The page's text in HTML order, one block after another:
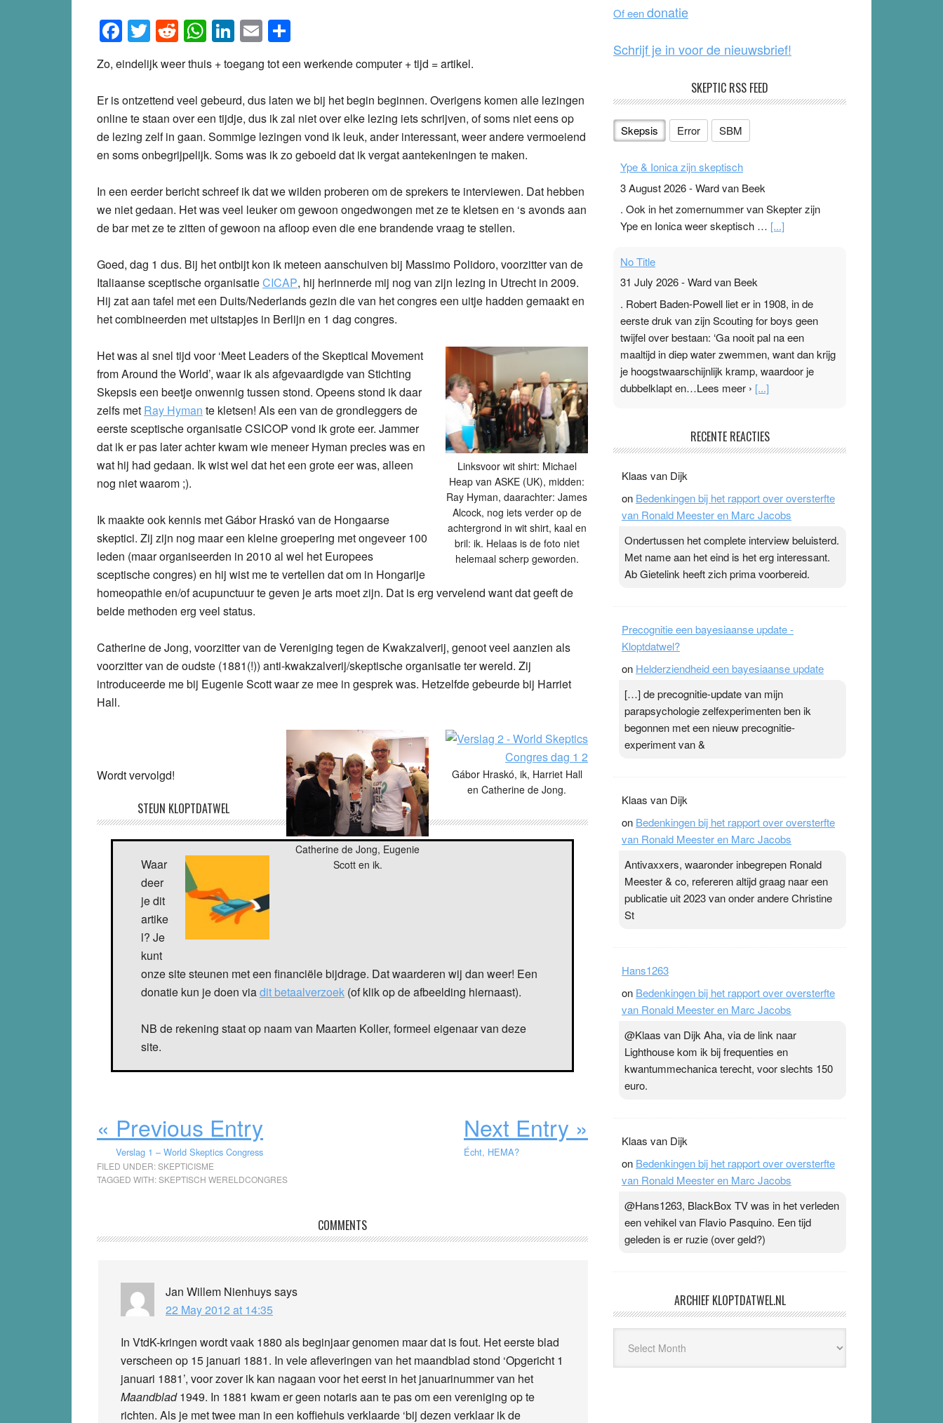
Facebook
Twitter
Reddit
WhatsApp
LinkedIn
Email
Zo, eindelijk weer thuis + toegang tot een werkende computer + tijd = artikel.
Er is ontzettend veel gebeurd, dus laten we bij het begin beginnen. Overigens komen alle lezingen
online te staan over een tijdje, dus ik zal niet over elke lezing iets schrijven, of soms niet eens op
de lezing zelf in gaan. Sommige lezingen vond ik leuk, ander interessant, weer andere vermoeiend
en soms onbegrijpelijk. Soms was ik zo geboeid dat ik vergat aantekeningen te maken.
In een eerder bericht schreef ik dat we wilden proberen om de sprekers te interviewen. Dat hebben
we niet gedaan. Het was veel leuker om gewoon ongedwongen met ze te kletsen en ‘s avonds aan
de bar met ze te zitten of gewoon na afloop even die ene brandende vraag te stellen.
Goed, dag 1 dus. Bij het ontbijt kon ik meteen aanschuiven bij Massimo Polidoro, voorzitter van de
Italiaanse sceptische organisatieCICAP, hij herinnerde mij nog van zijn lezing in Utrecht in 2009.
Hij zat aan tafel met een Duits/Nederlands gezin die van het congres een uitje hadden gemaakt en
het combineerden met uitstapjes in Berlijn en 1 dag congres.
Linksvoor wit shirt: Michael
Heap van ASKE (UK), midden:
Ray Hyman, daarachter: James
Alcock, nog iets verder op de
achtergrond in wit shirt, kaal en
bril: ik. Helaas is de foto niet
helemaal scherp geworden.
Het was al snel tijd voor ‘Meet Leaders of the Skeptical Movement
from Around the World’, waar ik als afgevaardigde van Stichting
Skepsis een beetje onwennig tussen stond. Opeens stond ik daar
zelfs met Ray Hyman te kletsen! Als een van de grondleggers de
eerste sceptische organisatie CSICOP vond ik grote eer. Jammer
dat ik er pas later achter kwam wie meneer Hyman precies was en
wat hij had gedaan. Ik wist wel dat het een grote eer was, alleen
nog niet waarom ;).
Ik maakte ook kennis met Gábor Hraskó van de Hongaarse
skeptici. Zij zijn nog maar een kleine groepering met ongeveer 100
leden (maar organiseerden in 2010 al wel het Europees
sceptische congres) en hij wist me te vertellen dat om in Hongarije
homeopathie en/of acupunctuur te geven je arts moet zijn. Dat is erg vervelend want dat geeft de
beide methoden erg veel status.
Catherine de Jong, voorzitter van de Vereniging tegen de Kwakzalverij, genoot veel aanzien als
voorzitter van de oudste (1881(!)) anti-kwakzalverij/skeptische organisatie ter wereld. Zij
introduceerde me bij Eugenie Scott waar ze mee in gesprek was. Hetzelfde gebeurde bij Harriet
Hall.
Gábor Hraskó, ik, Harriet Hall
en Catherine de Jong.
Catherine de Jong, Eugenie
Scott en ik.
Wordt vervolgd!
STEUN KLOPTDATWEL
Waar
deer
je dit
artike
l? Je
kunt
onze site steunen met een financiële bijdrage. Dat waarderen wij dan weer! Een
donatie kun je doen viadit betaalverzoek (of klik op de afbeelding hiernaast).
NB de rekening staat op naam van Maarten Koller, formeel eigenaar van deze
site.
« Previous Entry
Verslag 1 – World Skeptics Congress
Next Entry »
Écht, HEMA?
FILED UNDER:SKEPTICISME
TAGGED WITH:SKEPTISCH WERELDCONGRES
Interactions
COMMENTS
Jan Willem Nienhuyssays
22 May 2012 at 14:35
In VtdK-kringen wordt vaak 1880 als beginjaar genomen maar dat is fout. Het eerste blad
verscheen op 15 januari 1881. In vele afleveringen van het maandblad stond ‘Opgericht 1
januari 1881’, voor zover ik kan nagaan voor het eerst in het januarinummer van het
Maandblad1949. In 1881 kwam er geen notaris aan te pas om een vereniging op te
richten. Als je met twee man in een koffiehuis verklaarde ‘bij dezen verklaar ik de
k
Of eendonatie
Schrijf je in voor de nieuwsbrief!
SKEPTIC RSS FEED
Skepsis Error SBM
Ype & Ionica zijn skeptisch
3 August 2026-Ward van Beek
. Ook in het zomernummer van Skepter zijn
Ype en Ionica weer skeptisch … [...]
No Title
31 July 2026-Ward van Beek
. Robert Baden-Powell liet er in 1908, in de
eerste druk van zijn Scouting for boys geen
twijfel over bestaan: ‘Ga nooit pal na een
maaltijd in diep water zwemmen, want dan krijg
je hoogstwaarschijnlijk kramp, waardoor je
dubbelklapt en…Lees meer › [...]
Ward van Beek
topsporters. Ze hopen ermee hun hartslag te
verlagen terwijl ze meer zuurstof opnemen.
Daarop heeft zo’n pleister geen effect. Maar het
zijn. Door…Lees meer Pleisterplakkers in de
topspsort › [...]
RECENTE REACTIES
Klaas van Dijk
on Bedenkingen bij het rapport over oversterfte
van Ronald Meester en Marc Jacobs
Ondertussen het complete interview beluisterd.
Met name aan het eind is het erg interessant.
Ab Gietelink heeft zich prima voorbereid.
Precognitie een bayesiaanse update -
Kloptdatwel?
on Helderziendheid een bayesiaanse update
[…] de precognitie-update van mijn
parapsychologie zelfexperimenten ben ik
begonnen met een nieuw precognitie-
experiment van &
Klaas van Dijk
on Bedenkingen bij het rapport over oversterfte
van Ronald Meester en Marc Jacobs
Antivaxxers, waaronder inbegrepen Ronald
Meester & co, refereren altijd graag naar een
publicatie uit 2023 van onder andere Christine
St
Hans1263
on Bedenkingen bij het rapport over oversterfte
van Ronald Meester en Marc Jacobs
@Klaas van Dijk Aha, via de link naar
Lighthouse kom ik bij frequenties en
kwantummechanica terecht, voor slechts 150
euro.
Klaas van Dijk
on Bedenkingen bij het rapport over oversterfte
van Ronald Meester en Marc Jacobs
@Hans1263, BlackBox TV was in het verleden
een vehikel van Flavio Pasquino. Een tijd
geleden is er ruzie (over geld?)
ARCHIEF KLOPTDATWEL.NL
Kloptdatwel.nl